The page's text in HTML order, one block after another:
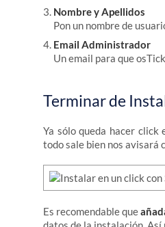
Nombre y Apellidos
Pon un nombre de
Email Administrador
Un email para que
Terminar de
Ya sólo queda hacer click
todo sale bien nos avisará
Es recomendable que